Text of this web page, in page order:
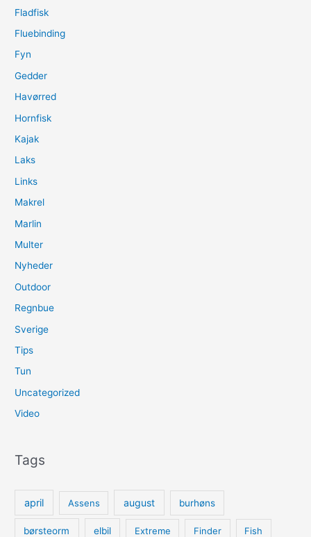
Fladfisk
Fluebinding
Fyn
Gedder
Havørred
Hornfisk
Kajak
Laks
Links
Makrel
Marlin
Multer
Nyheder
Outdoor
Regnbue
Sverige
Tips
Tun
Uncategorized
Video
Tags
april Assens august burhøns
børsteorm elbil Extreme Finder Fish